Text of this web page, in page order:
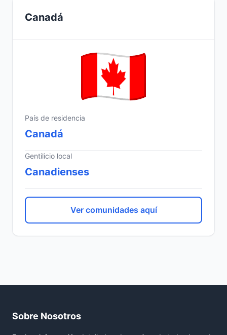
Canadá
País de residencia
Canadá
Gentilicio local
Canadienses
Ver comunidades aquí
Sobre Nosotros